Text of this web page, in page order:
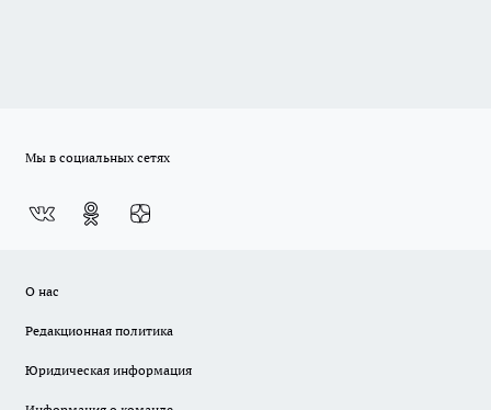
Мы в социальных сетях
О нас
Редакционная политика
Юридическая информация